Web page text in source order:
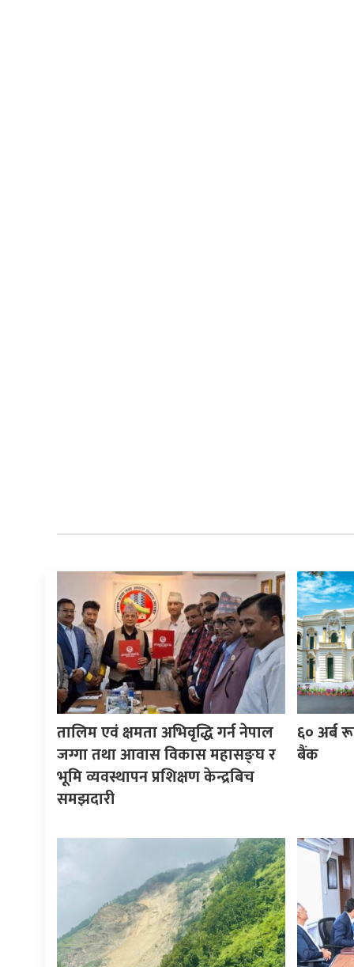
तालिम एवं क्षमता अभिवृद्धि गर्न नेपाल
जग्गा तथा आवास विकास महासङ्घ र
भूमि व्यवस्थापन प्रशिक्षण केन्द्रबिच
समझदारी
६० अर्ब
बैंक